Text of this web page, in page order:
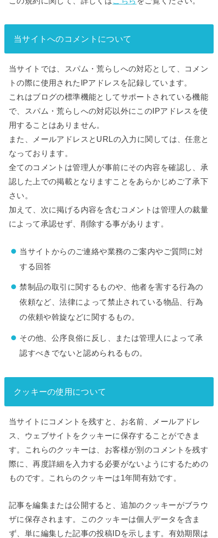
当サイトへのコメントについて
当サイトでは、スパム・荒らしへの対応として、コメン
トの際に使用されたIPアドレスを記録しています。
これはブログの標準機能としてサポートされている機能
で、スパム・荒らしへの対応以外にこのIPアドレスを使
用することはありません。
また、メールアドレスとURLの入力に関しては、任意と
なっております。
全てのコメントは管理人が事前にその内容を確認し、承
認した上での掲載となりますことをあらかじめご了承下
さい。
加えて、次に掲げる内容を含むコメントは管理人の裁量
によって承認せず、削除する事があります。
当サイトからのご連絡や業務のご案内やご質問に対
する回答
禁制品の取引に関するものや、他者を害する行為の
依頼など、法律によって禁止されている物品、行為
の依頼や斡旋などに関するもの。
その他、公序良俗に反し、または管理人によって承
認すべきでないと認められるもの。
クッキーの使用について
当サイトにコメントを残すと、お名前、メールアドレ
ス、ウェブサイトをクッキーに保存することができま
す。これらのクッキーは、お客様が別のコメントを残す
際に、再度詳細を入力する必要がないようにするための
ものです。これらのクッキーは1年間有効です。
記事を編集または公開すると、追加のクッキーがブラウ
ザに保存されます。このクッキーは個人データを含ま
ず、単に編集した記事の投稿IDを示します。有効期限は